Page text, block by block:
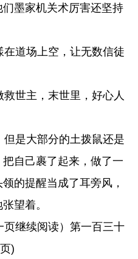
墨家机关术厉害还坚持
道场上空，让无数信徒
世主，末世里，好心人
是大部分的土拨鼠还是
自己裹了起来，做了一
的提醒当成了耳旁风，
望着。
继续阅读）第一百三十
)